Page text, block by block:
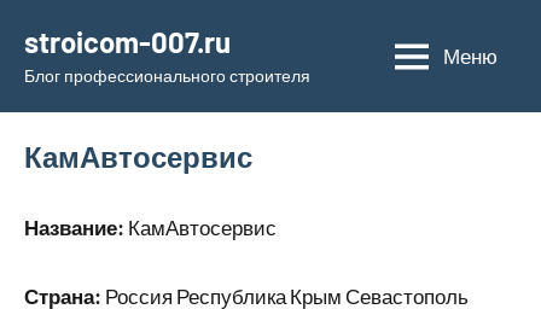
содержимому
stroicom-007.ru
Блог профессионального строителя
Меню
КамАвтосервис
Название: КамАвтосервис
Страна: Россия Республика Крым Севастополь